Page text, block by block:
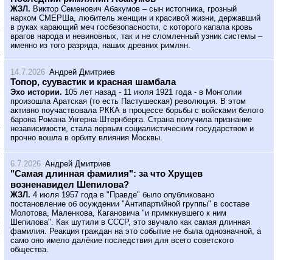
ЖЗЛ. Виктор Семенович Абакумов – сын истопника, грозный
нарком СМЕРШа, любитель женщин и красивой жизни, державший
в руках карающий меч госбезопасности, с которого капала кровь
врагов народа и невиновных, так и не сломленный узник системы –
именно из того разряда, наших древних римлян.
14.7.2026 Андрей Дмитриев
Топор, суувастик и красная шамбала
Эхо истории. 105 лет назад - 11 июля 1921 года - в Монголии
произошла Аратская (то есть Пастушеская) революция. В этом
активно поучаствовала РККА в процессе борьбы с войсками белого
барона Романа Унгерна-Штернберга. Страна получила признание
независимости, стала первым социалистическим государством и
прочно вошла в орбиту влияния Москвы.
6.7.2026 Андрей Дмитриев
"Самая длинная фамилия": за что Хрущев
возненавидел Шепилова?
ЖЗЛ. 4 июля 1957 года в "Правде" было опубликовано
постановление об осуждении "Антипартийной группы" в составе
Молотова, Маленкова, Кагановича "и примкнувшего к ним
Шепилова". Как шутили в СССР, это звучало как самая длинная
фамилия. Реакция граждан на это событие не была однозначной, а
само оно имело далёкие последствия для всего советского
общества.